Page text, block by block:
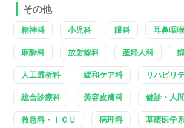
その他
精神科 小児科 眼科 耳鼻咽
麻酔科 放射線科 産婦人科
人工透析科 緩和ケア科 リハビリ
総合診療科 美容皮膚科 健診・人
救急科・ＩＣＵ 病理科 基礎医学